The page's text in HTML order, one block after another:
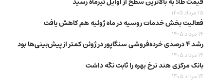
15 مرداد 1405
فعالیت بخش خدمات روسیه در ماه ژوئیه هم کاهش یافت
14 مرداد 1405
رشد ۴ درصدی خرده‌فروشی سنگاپور در ژوئن کمتر از پیش‌بینی‌ها بود
14 مرداد 1405
بانک مرکزی هند نرخ بهره را ثابت نگه داشت
14 مرداد 1405